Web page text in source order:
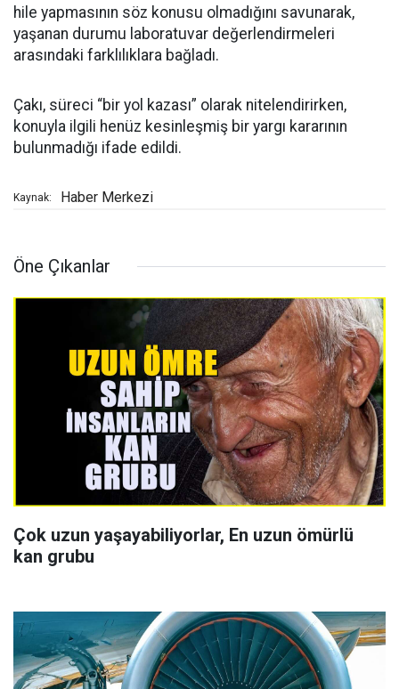
hile yapmasının söz konusu olmadığını savunarak,
yaşanan durumu laboratuvar değerlendirmeleri
arasındaki farklılıklara bağladı.
Çakı, süreci “bir yol kazası” olarak nitelendirirken,
konuyla ilgili henüz kesinleşmiş bir yargı kararının
bulunmadığı ifade edildi.
Kaynak: Haber Merkezi
Öne Çıkanlar
Çok uzun yaşayabiliyorlar, En uzun ömürlü
kan grubu